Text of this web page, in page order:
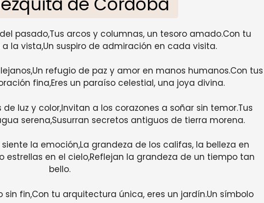
pasado,Tus arcos y columnas, un tesoro amado.Con tu
la vista,Un suspiro de admiración en cada visita.
refugio de paz y amor en manos humanos.Con tus
fina,Eres un paraíso celestial, una joya divina.
luz y color,Invitan a los corazones a soñar sin temor.Tus
serena,Susurran secretos antiguos de tierra morena.
la emoción,La grandeza de los califas, la belleza en
estrellas en el cielo,Reflejan la grandeza de un tiempo tan
bello.
sin fin,Con tu arquitectura única, eres un jardín.Un símbolo